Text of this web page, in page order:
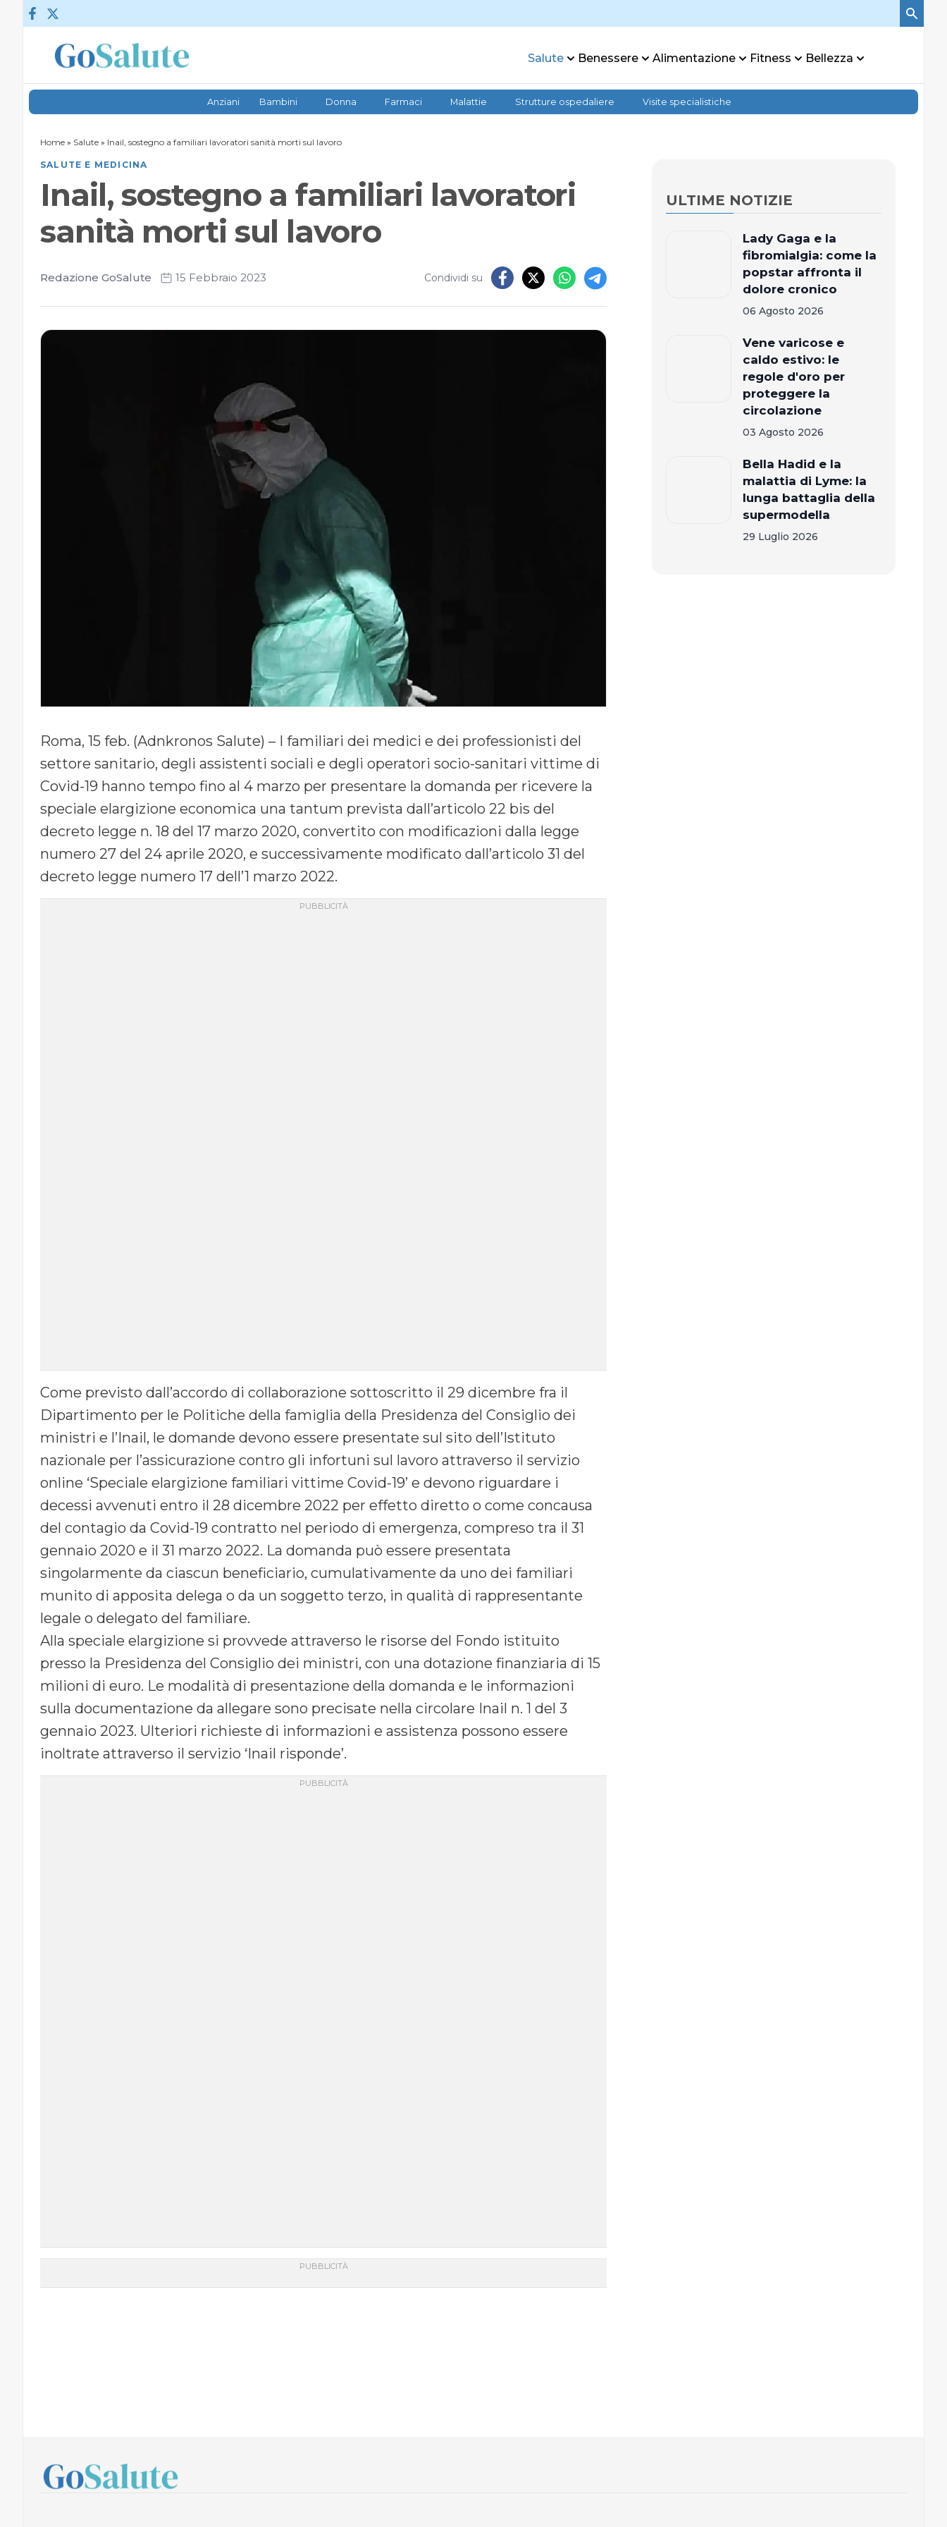
Vai al contenuto
Salute Benessere Alimentazione Fitness Bellezza
Anziani Bambini Donna Farmaci Malattie Strutture ospedaliere Visite specialistiche
Home » Salute » Inail, sostegno a familiari lavoratori sanità morti sul lavoro
SALUTE E MEDICINA
Inail, sostegno a familiari lavoratori
sanità morti sul lavoro
Redazione GoSalute 15 Febbraio 2023 Condividi su
Roma, 15 feb. (Adnkronos Salute) – I familiari dei medici e dei professionisti del
settore sanitario, degli assistenti sociali e degli operatori socio-sanitari vittime di
Covid-19 hanno tempo fino al 4 marzo per presentare la domanda per ricevere la
speciale elargizione economica una tantum prevista dall’articolo 22 bis del
decreto legge n. 18 del 17 marzo 2020, convertito con modificazioni dalla legge
numero 27 del 24 aprile 2020, e successivamente modificato dall’articolo 31 del
decreto legge numero 17 dell’1 marzo 2022.
Come previsto dall’accordo di collaborazione sottoscritto il 29 dicembre fra il
Dipartimento per le Politiche della famiglia della Presidenza del Consiglio dei
ministri e l’Inail, le domande devono essere presentate sul sito dell’Istituto
nazionale per l’assicurazione contro gli infortuni sul lavoro attraverso il servizio
online ‘Speciale elargizione familiari vittime Covid-19’ e devono riguardare i
decessi avvenuti entro il 28 dicembre 2022 per effetto diretto o come concausa
del contagio da Covid-19 contratto nel periodo di emergenza, compreso tra il 31
gennaio 2020 e il 31 marzo 2022. La domanda può essere presentata
singolarmente da ciascun beneficiario, cumulativamente da uno dei familiari
munito di apposita delega o da un soggetto terzo, in qualità di rappresentante
legale o delegato del familiare.
Alla speciale elargizione si provvede attraverso le risorse del Fondo istituito
presso la Presidenza del Consiglio dei ministri, con una dotazione finanziaria di 15
milioni di euro. Le modalità di presentazione della domanda e le informazioni
sulla documentazione da allegare sono precisate nella circolare Inail n. 1 del 3
gennaio 2023. Ulteriori richieste di informazioni e assistenza possono essere
inoltrate attraverso il servizio ‘Inail risponde’.
ULTIME NOTIZIE
Lady Gaga e la
fibromialgia: come la
popstar affronta il
dolore cronico
06 Agosto 2026
Vene varicose e
caldo estivo: le
regole d'oro per
proteggere la
circolazione
03 Agosto 2026
Bella Hadid e la
malattia di Lyme: la
lunga battaglia della
supermodella
29 Luglio 2026